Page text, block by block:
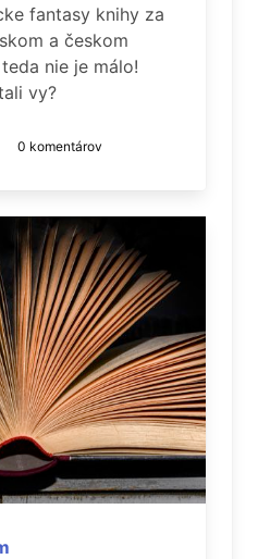
fantasy knihy za
a českom
nie je málo!
vy?
0 komentárov